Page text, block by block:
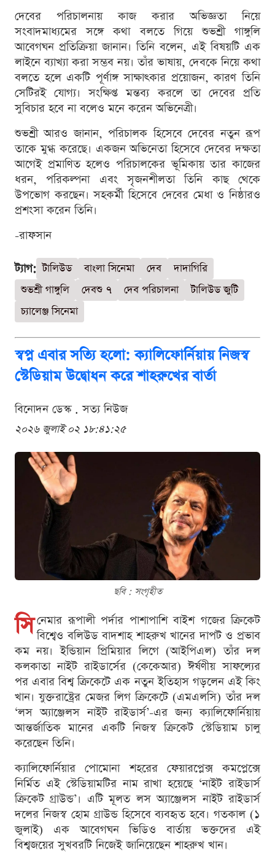
দেবের পরিচালনায় কাজ করার অভিজ্ঞতা নিয়ে
সংবাদমাধ্যমের সঙ্গে কথা বলতে গিয়ে শুভশ্রী গাঙ্গুলি
আবেগঘন প্রতিক্রিয়া জানান। তিনি বলেন, এই বিষয়টি এক
লাইনে ব্যাখ্যা করা সম্ভব নয়। তাঁর ভাষায়, দেবকে নিয়ে কথা
বলতে হলে একটি পূর্ণাঙ্গ সাক্ষাৎকার প্রয়োজন, কারণ তিনি
সেটিরই যোগ্য। সংক্ষিপ্ত মন্তব্য করলে তা দেবের প্রতি
সুবিচার হবে না বলেও মনে করেন অভিনেত্রী।
শুভশ্রী আরও জানান, পরিচালক হিসেবে দেবের নতুন রূপ
তাকে মুগ্ধ করেছে। একজন অভিনেতা হিসেবে দেবের দক্ষতা
আগেই প্রমাণিত হলেও পরিচালকের ভূমিকায় তার কাজের
ধরন, পরিকল্পনা এবং সৃজনশীলতা তিনি কাছ থেকে
উপভোগ করছেন। সহকর্মী হিসেবে দেবের মেধা ও নিষ্ঠারও
প্রশংসা করেন তিনি।
-রাফসান
ট্যাগ: টালিউড বাংলা সিনেমা দেব
দাদাগিরি
শুভশ্রী গাঙ্গুলি
দেবশু ৭ দেব পরিচালনা
টালিউড জুটি
চ্যালেঞ্জ সিনেমা
স্বপ্ন এবার সত্যি হলো: ক্যালিফোর্নিয়ায় নিজস্ব
স্টেডিয়াম উদ্বোধন করে শাহরুখের বার্তা
বিনোদন ডেস্ক . সত্য নিউজ
২০২৬ জুলাই ০২ ১৮:৪১:২৫
ছবি : সংগৃহীত
সি নেমার রূপালী পর্দার পাশাপাশি বাইশ গজের ক্রিকেট
বিশ্বেও বলিউড বাদশাহ শাহরুখ খানের দাপট ও প্রভাব
কম নয়। ইন্ডিয়ান প্রিমিয়ার লিগে (আইপিএল) তাঁর দল
কলকাতা নাইট রাইডার্সের (কেকেআর) ঈর্ষণীয় সাফল্যের
পর এবার বিশ্ব ক্রিকেটে এক নতুন ইতিহাস গড়লেন এই কিং
খান। যুক্তরাষ্ট্রের মেজর লিগ ক্রিকেটে (এমএলসি) তাঁর দল
‘লস অ্যাঞ্জেলস নাইট রাইডার্স’-এর জন্য ক্যালিফোর্নিয়ায়
আন্তর্জাতিক মানের একটি নিজস্ব ক্রিকেট স্টেডিয়াম চালু
করেছেন তিনি।
ক্যালিফোর্নিয়ার পোমোনা শহরের ফেয়ারপ্লেক্স কমপ্লেক্সে
নির্মিত এই স্টেডিয়ামটির নাম রাখা হয়েছে ‘নাইট রাইডার্স
ক্রিকেট গ্রাউন্ড’। এটি মূলত লস অ্যাঞ্জেলস নাইট রাইডার্স
দলের নিজস্ব হোম গ্রাউন্ড হিসেবে ব্যবহৃত হবে। গতকাল (১
জুলাই) এক আবেগঘন ভিডিও বার্তায় ভক্তদের এই
বিশ্বজয়ের সুখবরটি নিজেই জানিয়েছেন শাহরুখ খান।